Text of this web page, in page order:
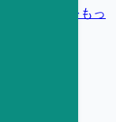
社
の求人をもっ
す